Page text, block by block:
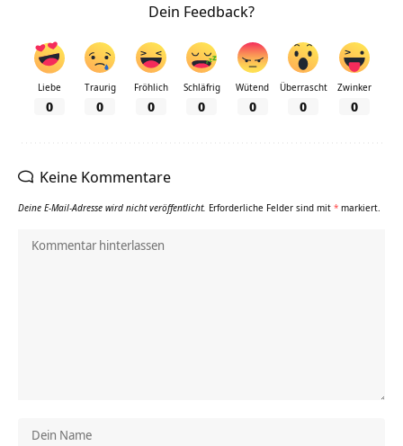
Dein Feedback?
Liebe
0
Traurig
0
Fröhlich
0
Schläfrig
0
Wütend
0
Überrascht
0
Zwinker
0
Keine Kommentare
Deine E-Mail-Adresse wird nicht veröffentlicht. Erforderliche Felder sind mit * markiert.